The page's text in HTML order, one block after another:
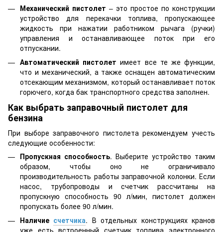
Механический пистолет – это простое по конструкции
устройство для перекачки топлива, пропускающее
жидкость при нажатии работником рычага (ручки)
управления и останавливающее поток при его
отпускании.
Автоматический пистолет имеет все те же функции,
что и механический, а также оснащен автоматическим
отсекающим механизмом, который останавливает поток
горючего, когда бак транспортного средства заполнен.
Как выбрать заправочный пистолет для
бензина
При выборе заправочного пистолета рекомендуем учесть
следующие особенности:
Пропускная способность. Выберите устройство таким
образом, чтобы оно не ограничивало
производительность работы заправочной колонки. Если
насос, трубопроводы и счетчик рассчитаны на
пропускную способность 90 л/мин, пистолет должен
пропускать более 90 л/мин.
Наличие счетчика. В отдельных конструкциях кранов